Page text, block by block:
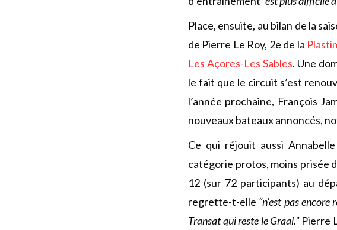
Place, ensuite, au bilan de la
de Pierre Le Roy, 2e de la
Les Açores-Les Sables. Une
le fait que le circuit s’est
l’année prochaine, François
nouveaux bateaux annoncés,
Ce qui réjouit aussi
catégorie protos, moins prisée
12 (sur 72 participants) au
regrette-t-elle “n’est pas
Transat qui reste le Graal.”Pierre